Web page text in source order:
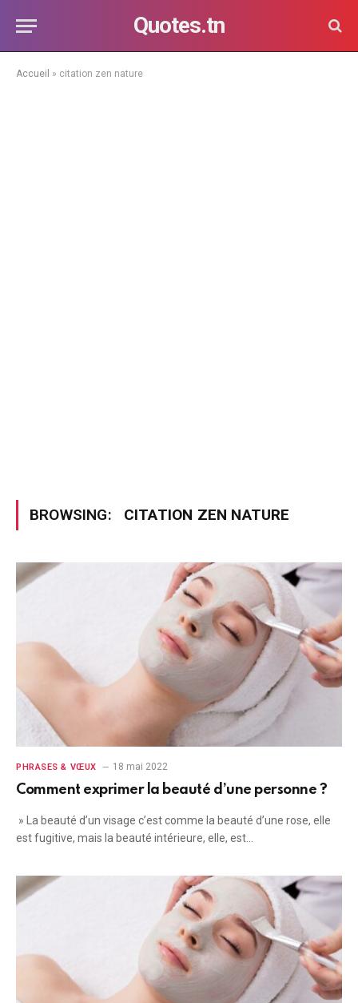
Quotes.tn
Accueil » citation zen nature
BROWSING: CITATION ZEN NATURE
PHRASES & VŒUX 18 mai 2022
Comment exprimer la beauté d’une personne ?
» La beauté d’un visage c’est comme la beauté d’une rose, elle
est fugitive, mais la beauté intérieure, elle, est…